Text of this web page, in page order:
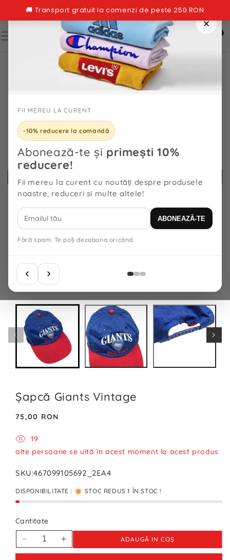
FII MEREU LA CURENT
-10% reducere la comandă
Abonează-te și primești 10%
reducere!
Fii mereu la curent cu noutăți despre produsele
noastre, reduceri si multe altele!
ABONEAZĂ-TE
Fără spam. Te poți dezabona oricând.
CONȚINUT
Şapcă Giants Vintage
Preț
75,00 RON
19
alte persoane se uită în acest moment la acest produs
SKU:467099105692_2EA4
DISPONIBILITATE : STOC REDUS 1 ÎN STOC !
Cantitate
Reduceți
cantitatea
Creșteți
cantitatea
ADAUGĂ IN COŞ